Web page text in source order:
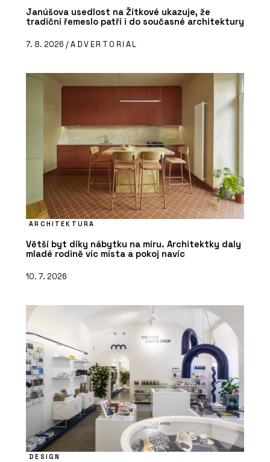
Janúšova usedlost na Žítkové ukazuje, že
tradiční řemeslo patří i do současné architektury
7. 8. 2026 /ADVERTORIAL
ARCHITEKTURA
Větší byt díky nábytku na míru. Architektky daly
mladé rodině víc místa a pokoj navíc
10. 7. 2026
DESIGN